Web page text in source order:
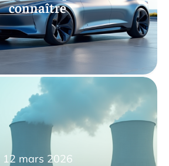
connaître
12 mars 2026